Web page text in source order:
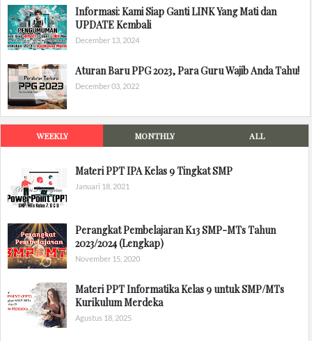
Informasi: Kami Siap Ganti LINK Yang Mati dan
UPDATE Kembali
December 13, 2024
Aturan Baru PPG 2023, Para Guru Wajib Anda Tahu!
December 03, 2022
WEEKLY MONTHLY ALL
Materi PPT IPA Kelas 9 Tingkat SMP
Januari 18, 2021
Perangkat Pembelajaran K13 SMP-MTs Tahun
2023/2024 (Lengkap)
November 15, 2020
Materi PPT Informatika Kelas 9 untuk SMP/MTs
Kurikulum Merdeka
Agustus 18, 2025